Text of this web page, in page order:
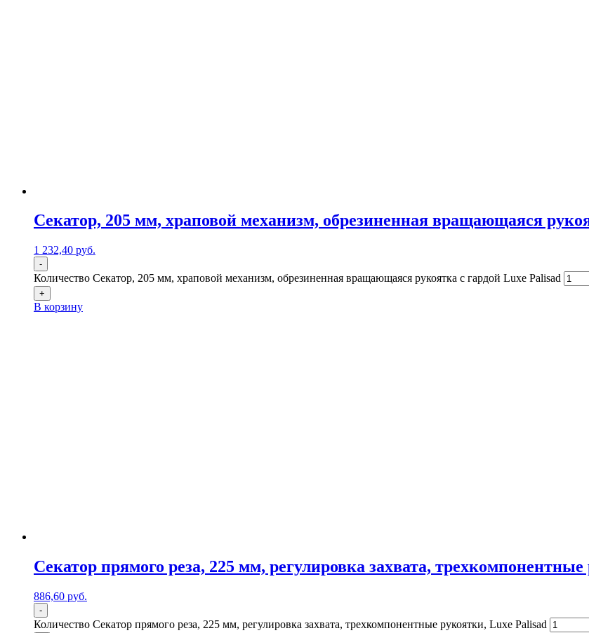
Секатор, 205 мм, храповой механизм, обрезиненная вращающаяся
1 232,40 руб.
-
Количество Секатор, 205 мм, храповой механизм, обрезиненная вращающаяся рукоятка с гардой Luxe Palisad
+
В корзину
Секатор прямого реза, 225 мм, регулировка захвата,
886,60 руб.
-
Количество Секатор прямого реза, 225 мм, регулировка захвата, трехкомпонентные рукоятки, Luxe Palisad